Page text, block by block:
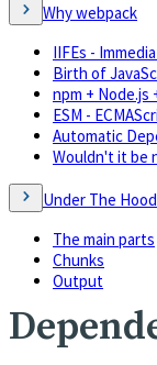
Why webpack
IIFEs -
Birth of
npm + Node.js
ESM -
Automatic
Wouldn't it be
Under The Hood
The main parts
Chunks
Output